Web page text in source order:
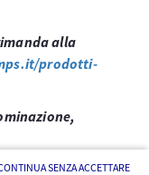
SENZA ACCETTARE
alla
prodotti-